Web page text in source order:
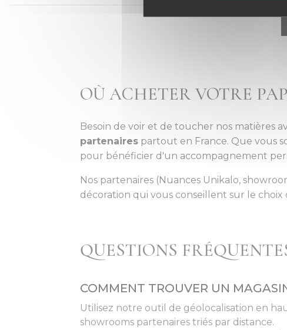
OÙ ACHETER VOTRE
Besoin de voir et de toucher nos matières
partenaires partout en France. Que vous
pour bénéficier d'un accompagnement
Nos partenaires (Nuances Unikalo,
décoration qui vous conseillent sur le choix
QUESTIONS
COMMENT TROUVER UN
Utilisez notre outil de géolocalisation en
showrooms partenaires triés par distance.